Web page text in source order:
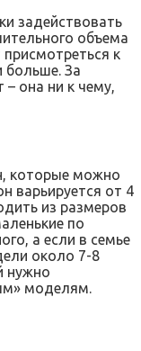
задействовать
объема
к
больше. За
– она ни к чему,
которые можно
варьируется от 4
из размеров
по
а если в семье
около 7-8
нужно
моделям.